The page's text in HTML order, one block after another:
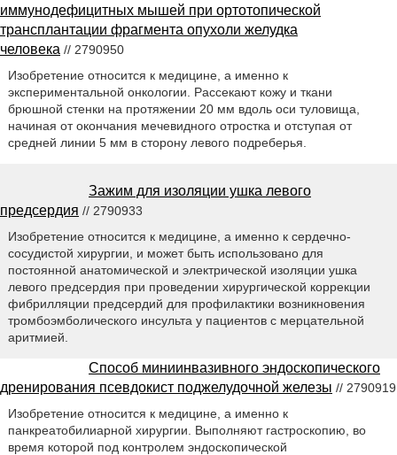
иммунодефицитных мышей при ортотопической
трансплантации фрагмента опухоли желудка
человека // 2790950
Изобретение относится к медицине, а именно к
экспериментальной онкологии. Рассекают кожу и ткани
брюшной стенки на протяжении 20 мм вдоль оси туловища,
начиная от окончания мечевидного отростка и отступая от
средней линии 5 мм в сторону левого подреберья.
Зажим для изоляции ушка левого
предсердия // 2790933
Изобретение относится к медицине, а именно к сердечно-
сосудистой хирургии, и может быть использовано для
постоянной анатомической и электрической изоляции ушка
левого предсердия при проведении хирургической коррекции
фибрилляции предсердий для профилактики возникновения
тромбоэмболического инсульта у пациентов с мерцательной
аритмией.
Способ миниинвазивного эндоскопического
дренирования псевдокист поджелудочной железы // 2790919
Изобретение относится к медицине, а именно к
панкреатобилиарной хирургии. Выполняют гастроскопию, во
время которой под контролем эндоскопической